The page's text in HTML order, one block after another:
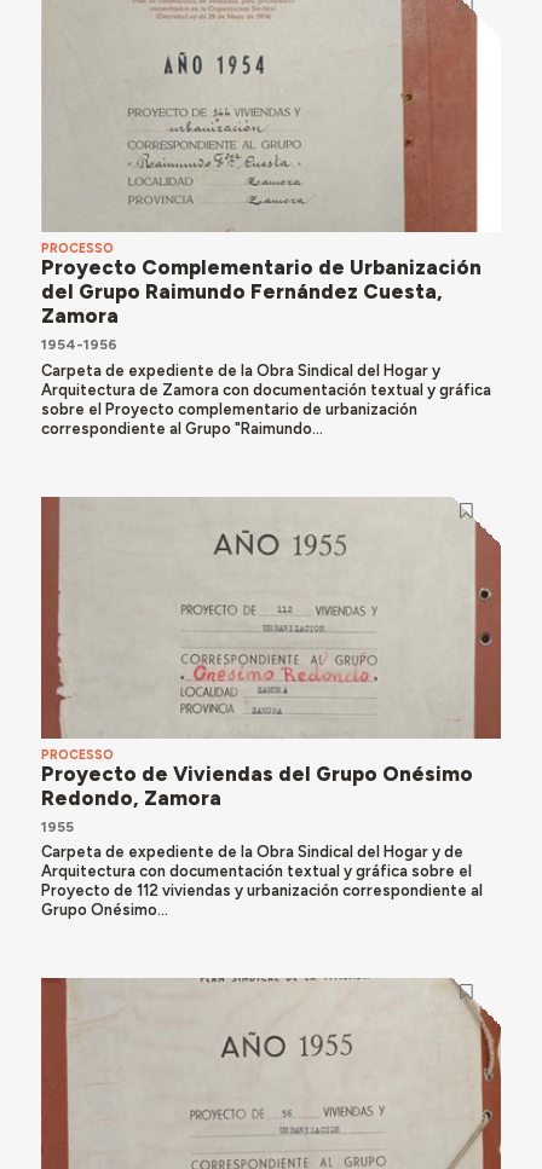
PROCESSO
Proyecto Complementario de Urbanización
del Grupo Raimundo Fernández Cuesta,
Zamora
1954-1956
Carpeta de expediente de la Obra Sindical del Hogar y
Arquitectura de Zamora con documentación textual y gráfica
sobre el Proyecto complementario de urbanización
correspondiente al Grupo "Raimundo...
PROCESSO
Proyecto de Viviendas del Grupo Onésimo
Redondo, Zamora
1955
Carpeta de expediente de la Obra Sindical del Hogar y de
Arquitectura con documentación textual y gráfica sobre el
Proyecto de 112 viviendas y urbanización correspondiente al
Grupo Onésimo...